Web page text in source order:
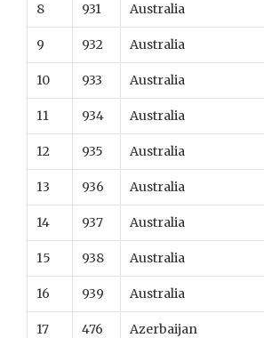
8 931 Australia
9 932 Australia
10 933 Australia
11 934 Australia
12 935 Australia
13 936 Australia
14 937 Australia
15 938 Australia
16 939 Australia
17 476 Azerbaijan